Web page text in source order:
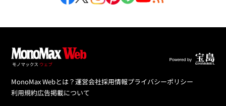
MonoMax Webとは？運営会社採用情報プライバシーポリシー
利用規約広告掲載について